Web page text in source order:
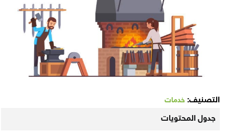
التصنيف: خدمات
جدول المحتويات